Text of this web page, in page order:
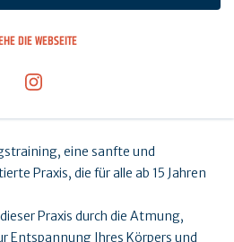
DIE WEBSEITE
eine sanfte und
Praxis, die für alle ab 15 Jahren
Praxis durch die Atmung,
Entspannung Ihres Körpers und